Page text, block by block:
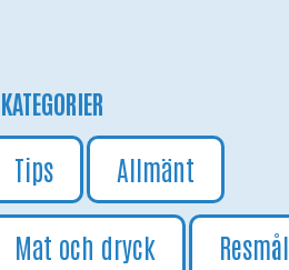
KATEGORIER
Tips Allmänt
Mat och dryck Resmål